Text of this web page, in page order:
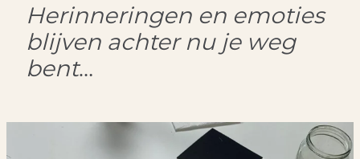
Herinneringen en emoties
blijven achter nu je weg
bent…